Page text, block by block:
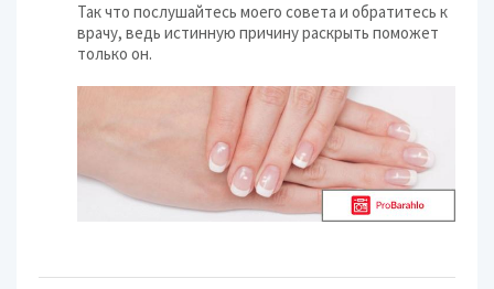
Так что послушайтесь моего совета и обратитесь к
врачу, ведь истинную причину раскрыть поможет
только он.